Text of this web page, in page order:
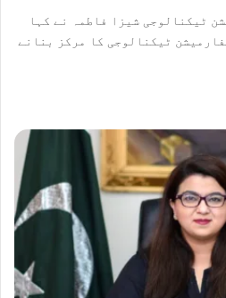
ٹیکنالوجی شیزا فاطمہ نے کہا
ٹیکنالوجی کا مرکز بنانے